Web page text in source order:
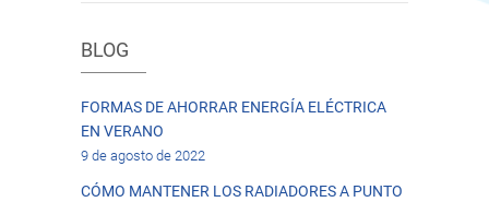
BLOG
FORMAS DE AHORRAR ENERGÍA ELÉCTRICA
EN VERANO
9 de agosto de 2022
CÓMO MANTENER LOS RADIADORES A PUNTO